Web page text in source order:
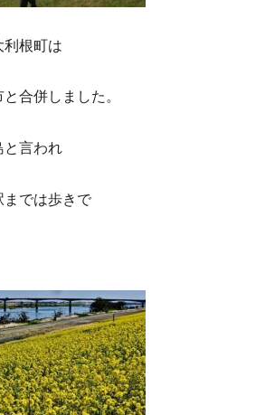
利根町は
合併しました。
と言われ
までは歩きで